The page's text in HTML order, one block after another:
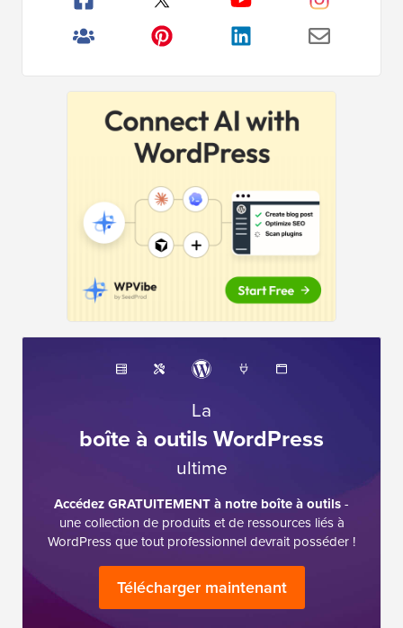
La
boîte à outils WordPress
ultime
Accédez GRATUITEMENT à notre boîte à outils-
une collection de produits et de ressources liés à
WordPress que tout professionnel devrait posséder !
Télécharger maintenant